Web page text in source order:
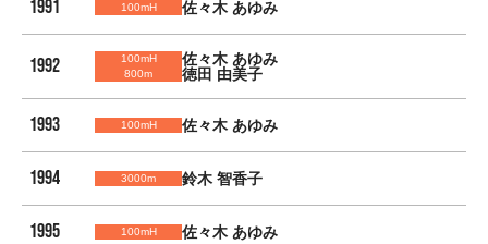
1991 100mH 佐々木 あゆみ
1992 100mH 佐々木 あゆみ
800m 徳田 由美子
1993 100mH 佐々木 あゆみ
1994 3000m 鈴木 智香子
1995 100mH 佐々木 あゆみ